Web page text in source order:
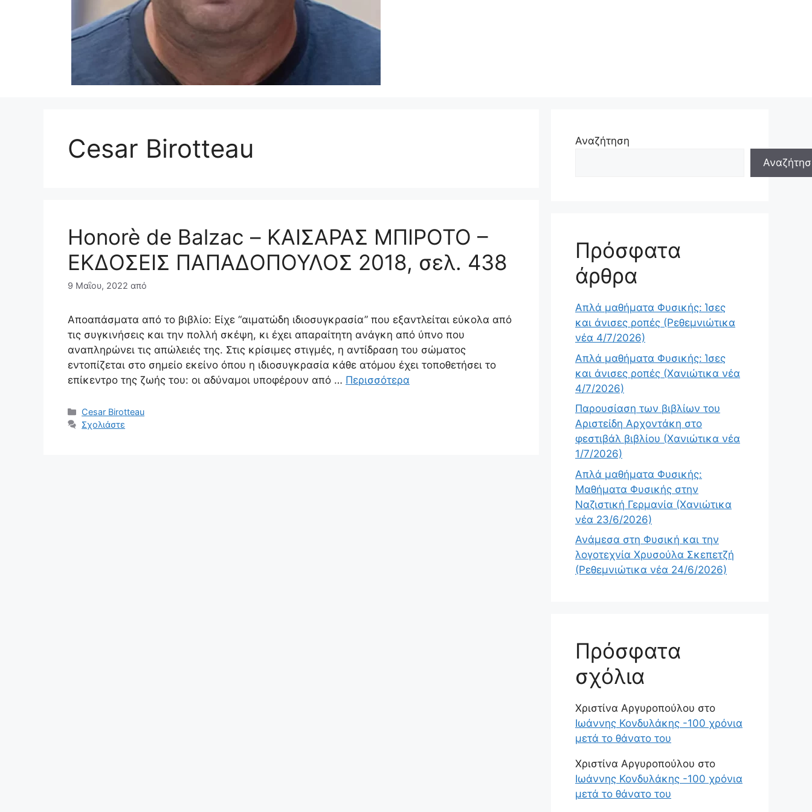
Cesar Birotteau
Honorè de Balzac – ΚΑΙΣΑΡΑΣ ΜΠΙΡΟΤΟ –
ΕΚΔΟΣΕΙΣ ΠΑΠΑΔΟΠΟΥΛΟΣ 2018, σελ. 438
9 Μαΐου, 2022 από
Αποαπάσματα από το βιβλίο: Είχε “αιματώδη ιδιοσυγκρασία” που εξαντλείται εύκολα από
τις συγκινήσεις και την πολλή σκέψη, κι έχει απαραίτητη ανάγκη από ύπνο που
αναπληρώνει τις απώλειές της. Στις κρίσιμες στιγμές, η αντίδραση του σώματος
εντοπίζεται στο σημείο εκείνο όπου η ιδιοσυγκρασία κάθε ατόμου έχει τοποθετήσει το
επίκεντρο της ζωής του: οι αδύναμοι υποφέρουν από … Περισσότερα
Κατηγορίες
Cesar Birotteau
Σχολιάστε
Αναζήτηση
Πρόσφατα
άρθρα
Απλά μαθήματα Φυσικής: Ίσες
και άνισες ροπές (Ρεθεμνιώτικα
νέα 4/7/2026)
Απλά μαθήματα Φυσικής: Ίσες
και άνισες ροπές (Χανιώτικα νέα
4/7/2026)
Παρουσίαση των βιβλίων του
Αριστείδη Αρχοντάκη στο
φεστιβάλ βιβλίου (Χανιώτικα νέα
1/7/2026)
Απλά μαθήματα Φυσικής:
Μαθήματα Φυσικής στην
Ναζιστική Γερμανία (Χανιώτικα
νέα 23/6/2026)
Ανάμεσα στη Φυσική και την
λογοτεχνία Χρυσούλα Σκεπετζή
(Ρεθεμνιώτικα νέα 24/6/2026)
Πρόσφατα
σχόλια
Χριστίνα Αργυροπούλου στο
Ιωάννης Κονδυλάκης -100 χρόνια
μετά το θάνατο του
Χριστίνα Αργυροπούλου στο
Ιωάννης Κονδυλάκης -100 χρόνια
μετά το θάνατο του